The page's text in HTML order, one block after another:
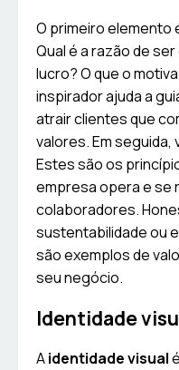
O primeiro elemento
Qual é a razão de
lucro? O que o
inspirador ajuda a
atrair clientes que
valores. Em seguida,
Estes são os
empresa opera e se
colaboradores.
sustentabilidade ou
são exemplos de
seu negócio.
Identidade
Aidentidade visual